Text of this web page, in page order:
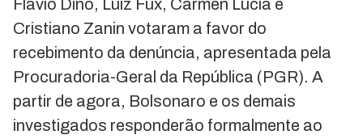
Flávio Dino, Luiz Fux, Cármen Lúcia e
Cristiano Zanin votaram a favor do
recebimento da denúncia, apresentada pela
Procuradoria-Geral da República (PGR). A
partir de agora, Bolsonaro e os demais
investigados responderão formalmente ao